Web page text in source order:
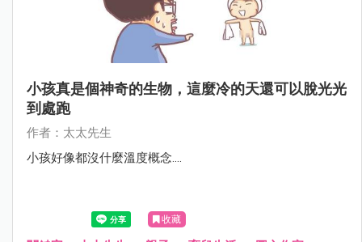
小孩真是個神奇的生物，這麼冷的天還可以脫光光
到處跑
作者：太太先生
小孩好像都沒什麼溫度概念....
收藏